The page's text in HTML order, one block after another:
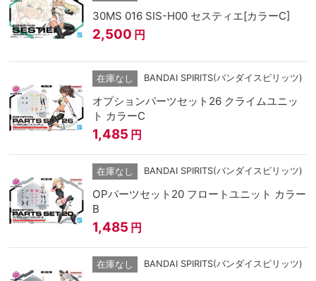
30MS 016 SIS-H00 セスティエ[カラーC]
2,500 円
在庫なし BANDAI SPIRITS(バンダイスピリッツ)
オプションパーツセット26 クライムユニッ
ト カラーC
1,485 円
在庫なし BANDAI SPIRITS(バンダイスピリッツ)
OPパーツセット20 フロートユニット カラー
B
1,485 円
在庫なし BANDAI SPIRITS(バンダイスピリッツ)